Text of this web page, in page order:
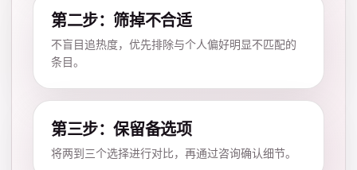
第二步：筛掉不合适
不盲目追热度，优先排除与个人偏好明显不匹配的
条目。
第三步：保留备选项
将两到三个选择进行对比，再通过咨询确认细节。